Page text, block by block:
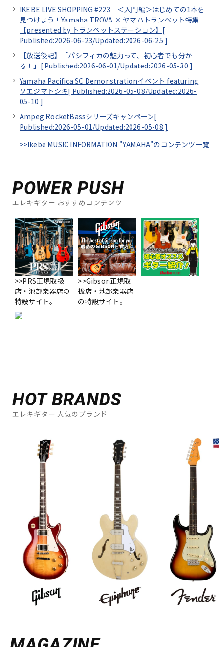
IKEBE LIVE SHOPPING #223｜＜入門編＞はじめての1本を
見つけよう！Yamaha TROVA × ヤマハトランペット特集
【presented by トランペットステーション】[
Published:2026-06-23/Updated:2026-06-25 ]
【放送後記】「パシフィカの魅力って、初心者でも分か
る！」[ Published:2026-06-01/Updated:2026-05-30 ]
Yamaha Pacifica SC Demonstrationイベント featuring
ソエジマトシキ[ Published:2026-05-08/Updated:2026-
05-10 ]
Ampeg RocketBassシリーズキャンペーン[
Published:2026-05-01/Updated:2026-05-08 ]
>>Ikebe MUSIC INFORMATION "YAMAHA"のコンテンツ一覧
POWER PUSH
エレキギター おすすめコンテンツ
>>PRS正規取扱
店・池部楽器店の
特設サイト。
>>Gibson正規取
扱店・池部楽器店
の特設サイト。
HOT BRANDS
エレキギター 人気のブランド